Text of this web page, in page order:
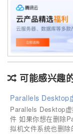
可能感兴趣
Parallels Desktop
件 如果你想在删除
拟机文件系统也删